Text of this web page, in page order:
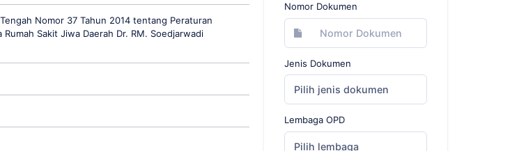
Nomor 37 Tahun 2014 tentang Peraturan
Sakit Jiwa Daerah Dr. RM. Soedjarwadi
Nomor Dokumen
Jenis Dokumen
Pilih jenis dokumen
Lembaga OPD
Pilih lembaga